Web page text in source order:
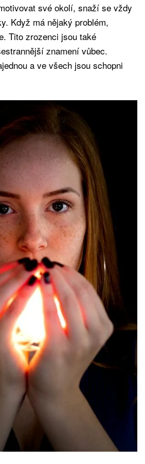
své okolí, snaží se vždy
Když má nějaký problém,
Tito zrozenci jsou také
znamení vůbec.
a ve všech jsou schopni